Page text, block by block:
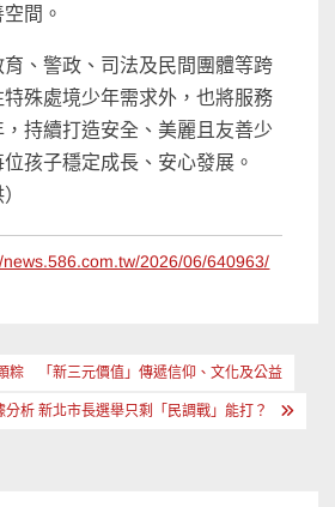
間。
、警政、司法及民間團體等跨
殊處境少年需求外，也將服務
持續打造安全、美麗且友善少
孩子穩定成長、安心發展。
news.586.com.tw/2026/06/640963/
粽 「新三元價值」傳遞信仰、文化及公益
分析 新北市長選舉只剩「民調戰」能打？